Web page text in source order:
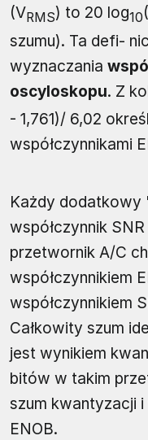
(VRMS) to 20 log10
szumu). Ta defi-
wyznaczania
oscyloskopu. Z
- 1,761)/ 6,02
współczynnikami
Każdy
współczynnik
przetwornik A/C
współczynnikiem
współczynnikiem
Całkowity szum
jest wynikiem
bitów w takim
szum kwantyzacji
ENOB.